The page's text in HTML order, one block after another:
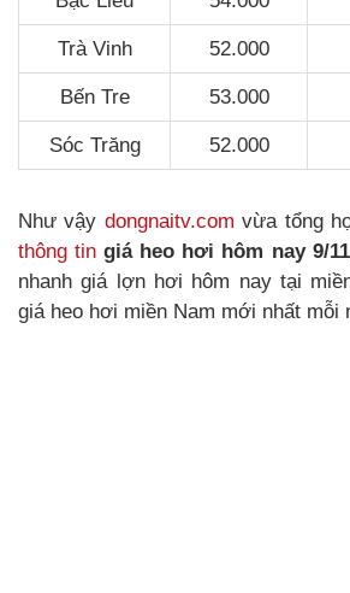
Trà Vinh 52.000
Bến Tre 53.000
Sóc Trăng 52.000
Như vậy dongnaitv.com vừa tổng
thông tin giá heo hơi hôm nay 9/11
nhanh giá lợn hơi hôm nay tại
giá heo hơi miền Nam mới nhất mỗi